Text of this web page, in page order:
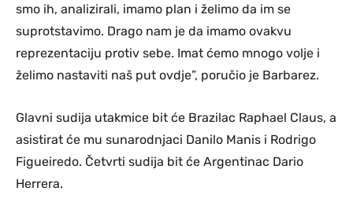
smo ih, analizirali, imamo plan i želimo da im se
suprotstavimo. Drago nam je da imamo ovakvu
reprezentaciju protiv sebe. Imat ćemo mnogo volje i
želimo nastaviti naš put ovdje”, poručio je Barbarez.
Glavni sudija utakmice bit će Brazilac Raphael Claus, a
asistirat će mu sunarodnjaci Danilo Manis i Rodrigo
Figueiredo. Četvrti sudija bit će Argentinac Dario
Herrera.